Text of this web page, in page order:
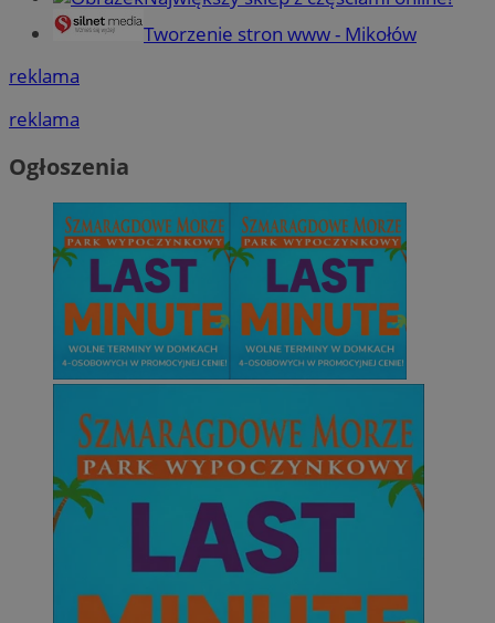
Tworzenie stron www - Mikołów
reklama
reklama
Ogłoszenia